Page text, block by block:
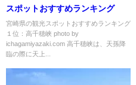
スポットおすすめランキング
宮崎県の観光スポットおすすめランキング
１位：高千穂峡 photo by
ichagamiyazaki.com 高千穂峡は、天孫降
臨の際に天上...